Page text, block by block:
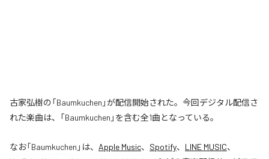
古家弘樹の「Baumkuchen」が配信開始された。今回デジタル配信さ
れた楽曲は、「Baumkuchen」を含む全1曲となっている。
なお「Baumkuchen 」は、 Apple Music、 Spotify、 LINE MUSIC、